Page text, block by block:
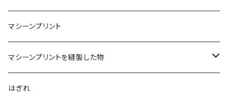
マシーンプリント
マシーンプリントを縫製した物
アロハシャツ
はぎれ